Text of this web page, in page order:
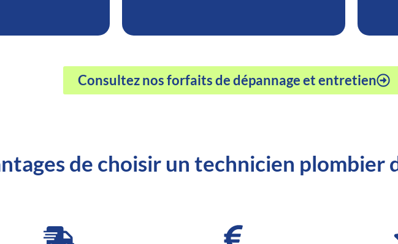
Consultez nos forfaits de dépannage et entretien
de choisir un technicien plombier